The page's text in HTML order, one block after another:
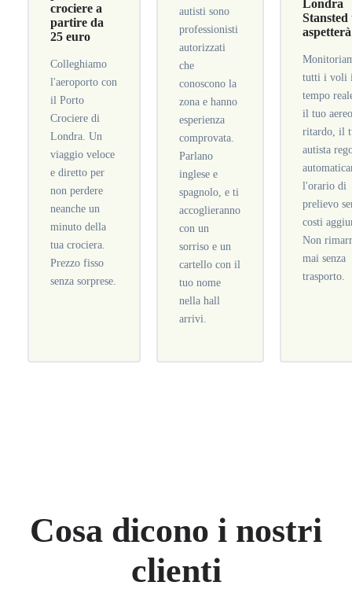
crociere a
partire da
25 euro
Colleghiamo
l'aeroporto con
il Porto
Crociere di
Londra. Un
viaggio veloce
e diretto per
non perdere
neanche un
minuto della
tua crociera.
Prezzo fisso
senza sorprese.
autisti sono
professionisti
autorizzati
che
conoscono la
zona e hanno
esperienza
comprovata.
Parlano
inglese e
spagnolo, e ti
accoglieranno
con un
sorriso e un
cartello con il
tuo nome
nella hall
arrivi.
Londra
Stansted
aspetterà
tutti i voli
tempo
il tuo
ritardo, il
autista
l'orario di
prelievo
costi
Non
mai senza
trasporto.
Cosa dicono i nostri
clienti